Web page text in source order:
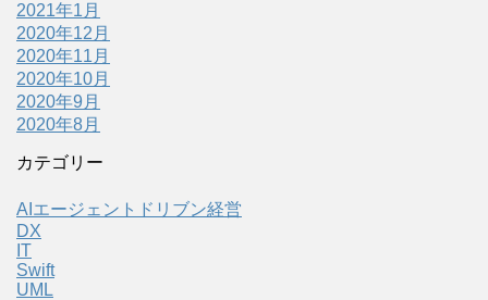
2021年1月
2020年12月
2020年11月
2020年10月
2020年9月
2020年8月
カテゴリー
AIエージェントドリブン経営
DX
IT
Swift
UML